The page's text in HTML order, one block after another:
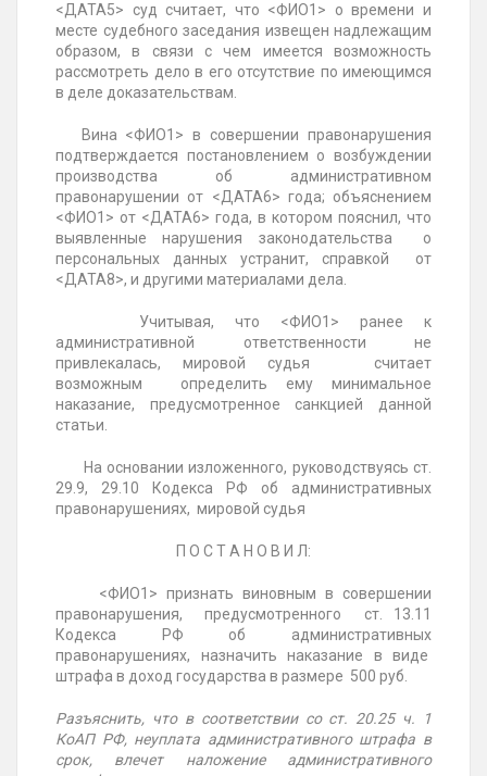
<ДАТА5> суд считает, что <ФИО1> о времени и
месте судебного заседания извещен надлежащим
образом, в связи с чем имеется возможность
рассмотреть дело в его отсутствие по имеющимся
в деле доказательствам.
Вина <ФИО1> в совершении правонарушения
подтверждается постановлением о возбуждении
производства об административном
правонарушении от <ДАТА6> года; объяснением
<ФИО1> от <ДАТА6> года, в котором пояснил, что
выявленные нарушения законодательства о
персональных данных устранит, справкой от
<ДАТА8>, и другими материалами дела.
Учитывая, что <ФИО1> ранее к
административной ответственности не
привлекалась, мировой судья считает
возможным определить ему минимальное
наказание, предусмотренное санкцией данной
статьи.
На основании изложенного, руководствуясь ст.
29.9, 29.10 Кодекса РФ об административных
правонарушениях, мировой судья
П О С Т А Н О В И Л:
<ФИО1> признать виновным в совершении
правонарушения, предусмотренного ст. 13.11
Кодекса РФ об административных
правонарушениях, назначить наказание в виде
штрафа в доход государства в размере 500 руб.
Разъяснить, что в соответствии со ст. 20.25 ч. 1
КоАП РФ, неуплата административного штрафа в
срок, влечет наложение административного